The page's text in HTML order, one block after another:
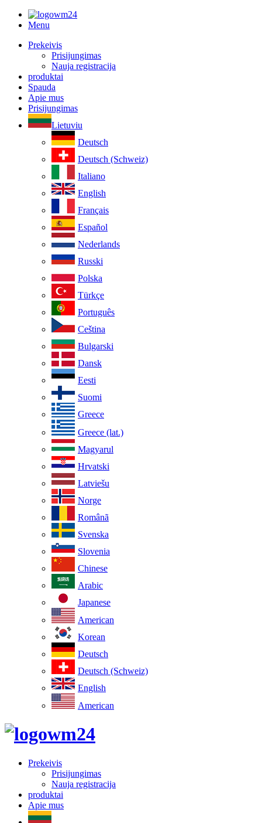
Menu
Prekeivis
Prisijungimas
Nauja registracija
produktai
Spauda
Apie mus
Prisijungimas
Lietuviu
Deutsch
Deutsch (Schweiz)
Italiano
English
Français
Español
Nederlands
Russki
Polska
Türkçe
Português
Ceština
Bulgarski
Dansk
Eesti
Suomi
Greece
Greece (lat.)
Magyarul
Hrvatski
Latviešu
Norge
Românã
Svenska
Slovenia
Chinese
Arabic
Japanese
American
Korean
Deutsch
Deutsch (Schweiz)
English
American
Prekeivis
Prisijungimas
Nauja registracija
produktai
Apie mus